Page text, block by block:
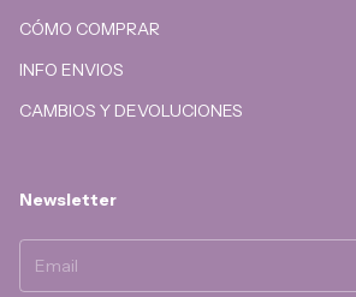
CÓMO COMPRAR
INFO ENVIOS
CAMBIOS Y DEVOLUCIONES
Newsletter